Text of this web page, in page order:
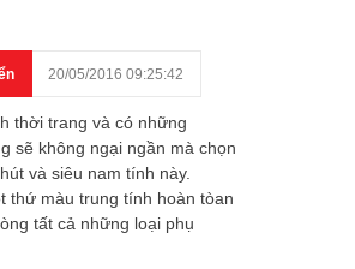
20/05/2016 09:25:42
thời trang và có những
sẽ không ngại ngần mà chọn
và siêu nam tính này.
thứ màu trung tính hoàn tòan
tất cả những loại phụ